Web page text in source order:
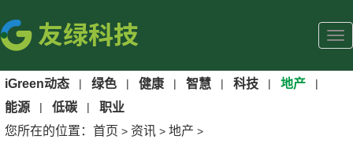
iGreen动态 | 绿色 | 健康 | 智慧 | 科技 | 地产 |
能源 | 低碳 |
职业
您所在的位置： 首页 > 资讯 > 地产 >